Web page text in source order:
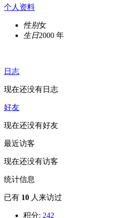
个人资料
性别女
生日2000 年
日志
现在还没有日志
好友
现在还没有好友
最近访客
现在还没有访客
统计信息
已有 10 人来访过
积分: 242